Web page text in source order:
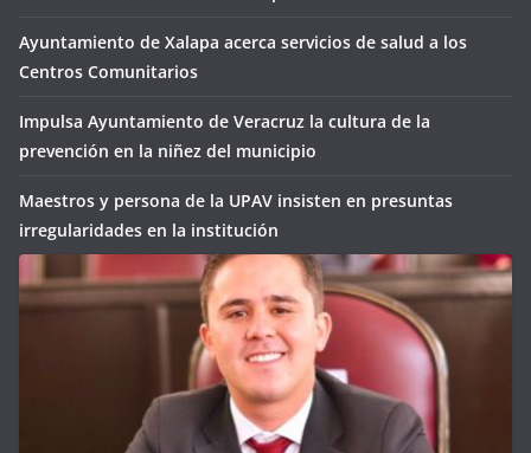
Ayuntamiento de Xalapa acerca servicios de salud a los
Centros Comunitarios
Impulsa Ayuntamiento de Veracruz la cultura de la
prevención en la niñez del municipio
Maestros y persona de la UPAV insisten en presuntas
irregularidades en la institución